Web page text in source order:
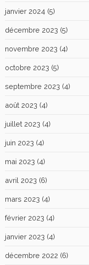
janvier 2024 (5)
décembre 2023 (5)
novembre 2023 (4)
octobre 2023 (5)
septembre 2023 (4)
août 2023 (4)
juillet 2023 (4)
juin 2023 (4)
mai 2023 (4)
avril 2023 (6)
mars 2023 (4)
février 2023 (4)
janvier 2023 (4)
décembre 2022 (6)